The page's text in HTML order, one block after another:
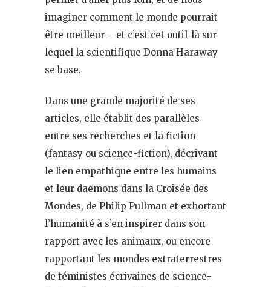
imaginer comment le monde pourrait
être meilleur – et c’est cet outil-là sur
lequel la scientifique Donna Haraway
se base.
Dans une grande majorité de ses
articles, elle établit des parallèles
entre ses recherches et la fiction
(fantasy ou science-fiction), décrivant
le lien empathique entre les humains
et leur daemons dans la Croisée des
Mondes, de Philip Pullman et exhortant
l’humanité à s’en inspirer dans son
rapport avec les animaux, ou encore
rapportant les mondes extraterrestres
de féministes écrivaines de science-